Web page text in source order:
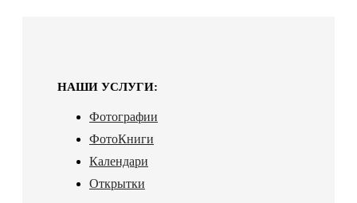
НАШИ УСЛУГИ:
Фотографии
ФотоКниги
Календари
Открытки